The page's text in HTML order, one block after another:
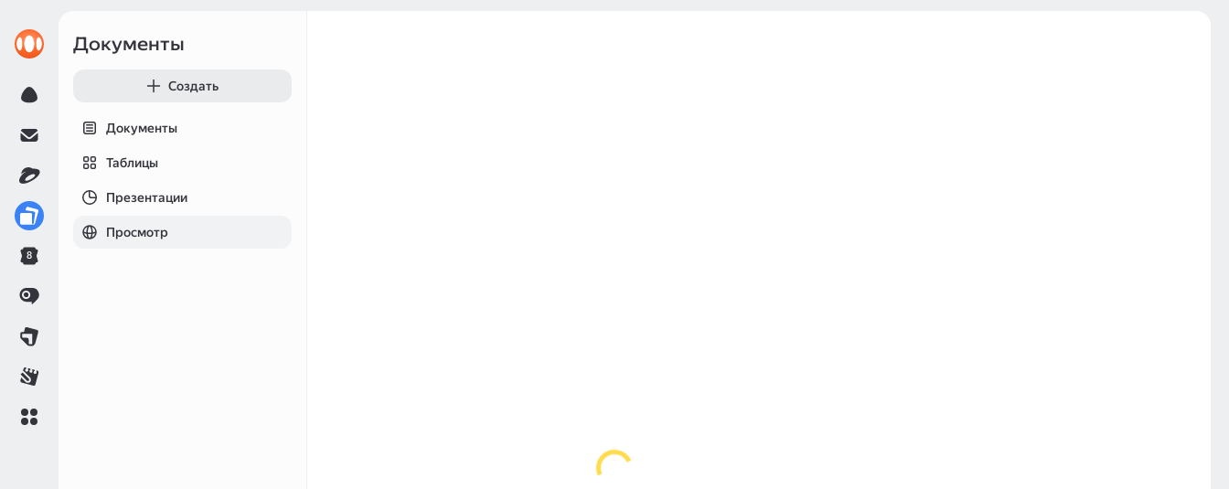
8
Документы
Создать
Документы
Таблицы
Презентации
Просмотр